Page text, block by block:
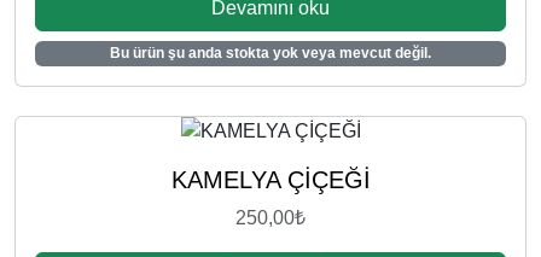
i
j
i
a
f
i
n
d
k
f
Devamını oku
Bu ürün şu anda stokta yok veya mevcut değil.
KAMELYA ÇİÇEĞİ
250,00₺